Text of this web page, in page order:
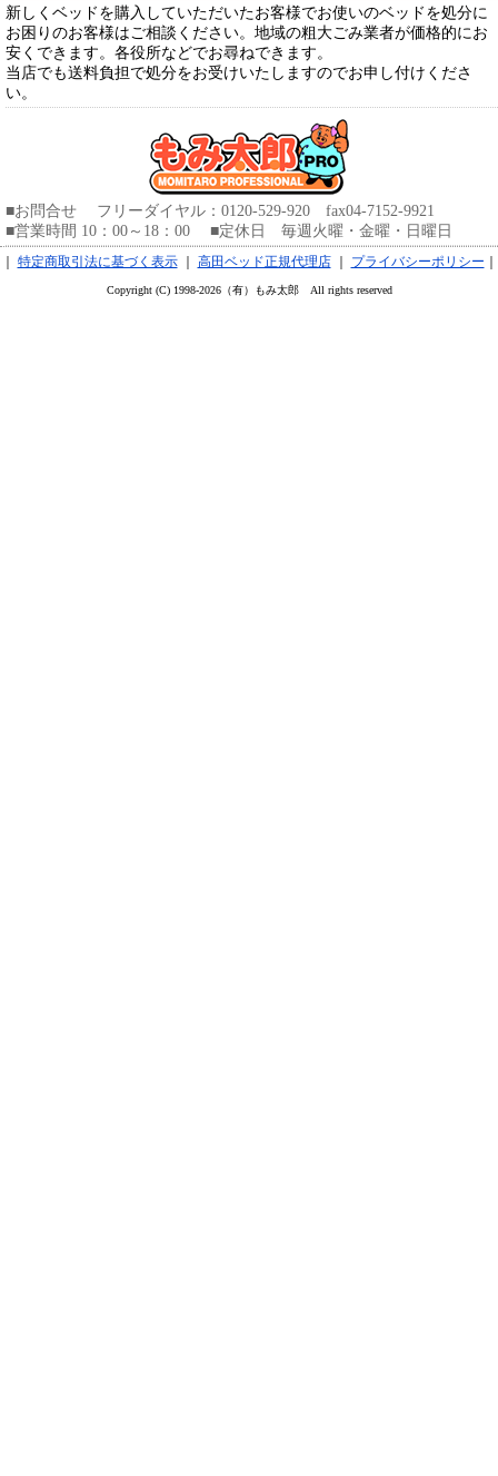
新しくベッドを購入していただいたお客様でお使いのベッドを処分に
お困りのお客様はご相談ください。地域の粗大ごみ業者が価格的にお
安くできます。各役所などでお尋ねできます。
当店でも送料負担で処分をお受けいたしますのでお申し付けくださ
い。
■お問合せ フリーダイヤル：0120-529-920 fax04-7152-9921
■営業時間 10：00～18：00 ■定休日 毎週火曜・金曜・日曜日
特定商取引法に基づく表示｜ 高田ベッド正規代理店｜ プライバシーポリシー
Copyright (C) 1998-2026（有）もみ太郎 All rights reserved